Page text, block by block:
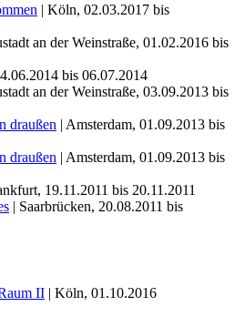
| Köln, 02.03.2017 bis
an der Weinstraße, 01.02.2016 bis
bis 06.07.2014
an der Weinstraße, 03.09.2013 bis
draußen | Amsterdam, 01.09.2013 bis
draußen | Amsterdam, 01.09.2013 bis
19.11.2011 bis 20.11.2011
| Saarbrücken, 20.08.2011 bis
II | Köln, 01.10.2016